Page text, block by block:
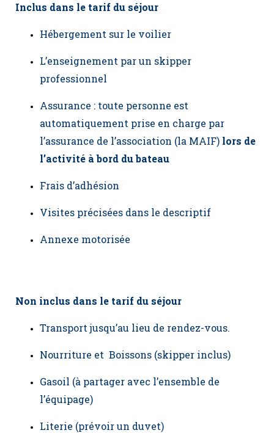
Inclus dans le tarif du séjour
Hébergement sur le voilier
L’enseignement par un skipper
professionnel
Assurance : toute personne est
automatiquement prise en charge par
l’assurance de l’association (la MAIF) lors de
l’activité à bord du bateau
Frais d’adhésion
Visites précisées dans le descriptif
Annexe motorisée
Non inclus dans le tarif du séjour
Transport jusqu’au lieu de rendez-vous.
Nourriture et Boissons (skipper inclus)
Gasoil (à partager avec l’ensemble de
l’équipage)
Literie (prévoir un duvet)